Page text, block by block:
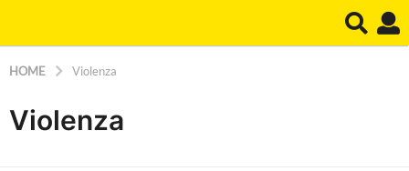
HOME Violenza
Violenza